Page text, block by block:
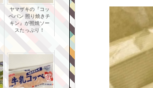
ヤマザキの『コッ
ペパン 照り焼きチ
キン』が照焼ソー
スたっぷり！